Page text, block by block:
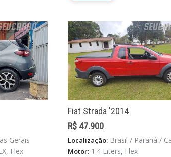
Gerais
Flex
Fiat Strada '2014
R$ 47.900
Localização: Brasil / Paraná / Campina
Motor: 1.4 Liters, Flex